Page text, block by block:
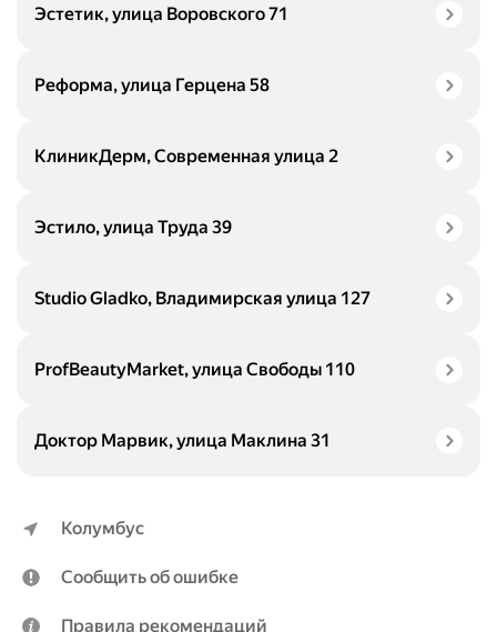
Эстетик, улица Воровского 71
Реформа, улица Герцена 58
КлиникДерм, Современная улица 2
Эстило, улица Труда 39
Studio Gladko, Владимирская улица 127
ProfBeautyMarket, улица Свободы 110
Доктор Марвик, улица Маклина 31
Колумбус
Сообщить об ошибке
Правила рекомендаций